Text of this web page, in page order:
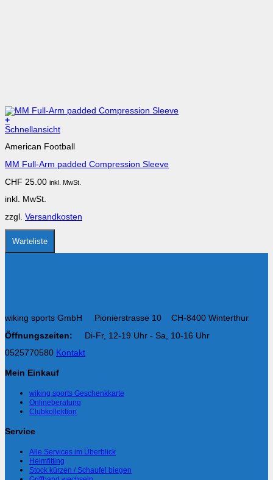
+
Dieses
weist
Varianten
Die
können
der
Produktseite
gewählt
Schnellansicht
American Football
MM Full-Arm padded Compression Sleeve
CHF 25.00 inkl. MwSt.
inkl. MwSt.
zzgl. Versandkosten
Warteliste
wiking sports GmbH Pionierstrasse 10 CH-8400 Winterthur
Öffnungszeiten: Di-Fr, 12-19 Uhr - Sa, 10-16 Uhr
0525770580 Kontakt
Mein Einkauf
wiking sports Geschenkkarte
Onlineberatung
Clubkollektion
Service
Alle Services im Überblick
Helmfitting
Stock kürzen / Schaufel biegen